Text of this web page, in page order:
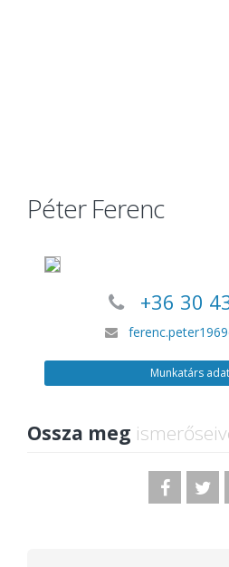
Péter Ferenc
+36 30
Munkatárs
Ossza meg